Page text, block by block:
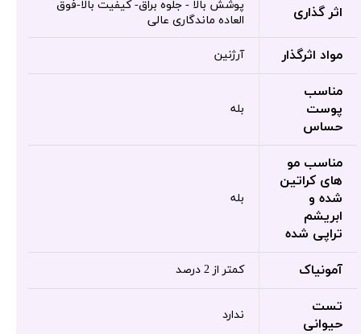
اثر گذاری
پوشش بالا - جلوه براق- کیفیت بالا-فوق
العاده ماندگاری عالی
مواد اثرگذار آرژنین
مناسب
پوست
حساس
بله
مناسب مو
های کراتین
شده و
ابریشم
تراپی شده
بله
آمونیاک کمتر از 2 درصد
تست
حیوانی
ندارد